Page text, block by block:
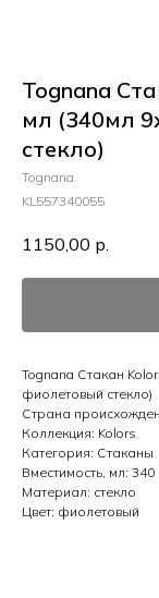
Tognana
мл (340мл
стекло)
Tognana
KL557340055
1150,00 р.
Tognana Стакан
фиолетовый стекло)
Страна
Коллекция: Kolors
Категория: Стаканы
Вместимость, мл: 340
Материал: стекло
Цвет: фиолетовый